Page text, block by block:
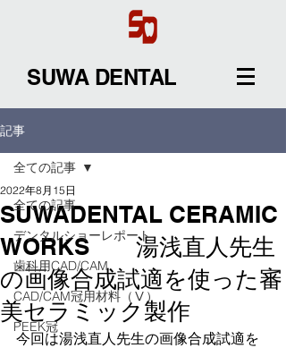
SUWA DENTAL
記事
全ての記事
デンタルショーレポート
歯科用CAD/CAM
CAD/CAM冠用材料（Ⅴ）
PEEK冠
全ての記事
SUWADENTAL CERAMIC
WORKS 湯浅直人先生
の画像合成試適を使った審
美セラミック製作
2022年8月15日
今回は湯浅直人先生の画像合成試適を